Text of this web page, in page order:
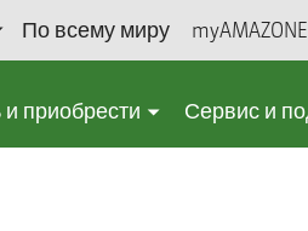
По всему миру myAMAZONE
и приобрести Сервис и